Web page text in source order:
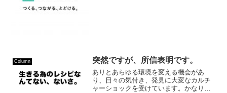
Column 突然ですが、所信表明です。
ありとあらゆる環境を変える機会があ
り、日々の気付き、発見に大変なカルチ
ャーショックを受けています。かなり濃